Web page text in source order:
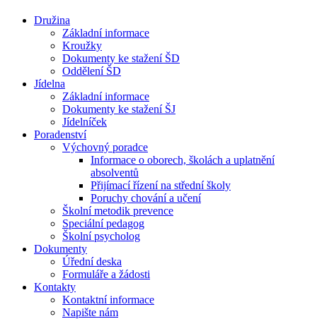
Družina
Základní informace
Kroužky
Dokumenty ke stažení ŠD
Oddělení ŠD
Jídelna
Základní informace
Dokumenty ke stažení ŠJ
Jídelníček
Poradenství
Výchovný poradce
Informace o oborech, školách a uplatnění
absolventů
Přijímací řízení na střední školy
Poruchy chování a učení
Školní metodik prevence
Speciální pedagog
Školní psycholog
Dokumenty
Úřední deska
Formuláře a žádosti
Kontakty
Kontaktní informace
Napište nám